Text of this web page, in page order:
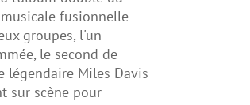
fusionnelle
groupes, l'un
le second de
légendaire Miles Davis
sur scène pour